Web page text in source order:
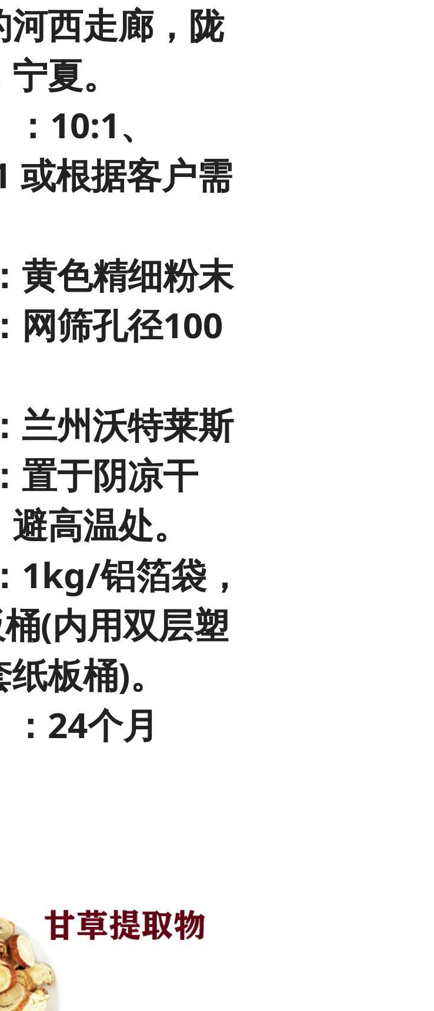
西走廊，陇
夏。
10:1、
或根据客户需
黄色精细粉末
网筛孔径100
兰州沃特莱斯
置于阴凉干
高温处。
1kg/铝箔袋，
(内用双层塑
板桶)。
：24个月